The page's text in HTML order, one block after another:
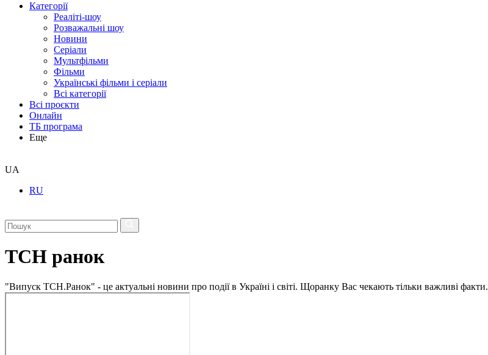
Категорії
Реаліті-шоу
Розважальні шоу
Новини
Серіали
Мультфільми
Фільми
Українські фільми і серіали
Всі категорії
Всі проєкти
Онлайн
ТБ програма
Еще
UA
RU
ТСН ранок
"Випуск ТСН.Ранок" - це актуальні новини про події в Україні і світі. Щоранку Вас чекають тільки важливі факти.